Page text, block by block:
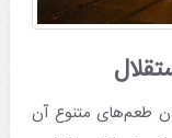
طعم‌های متنوع آن